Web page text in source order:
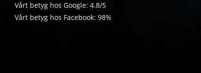
Vårt betyg hos Google: 4.8/5
Vårt betyg hos Facebook: 98%